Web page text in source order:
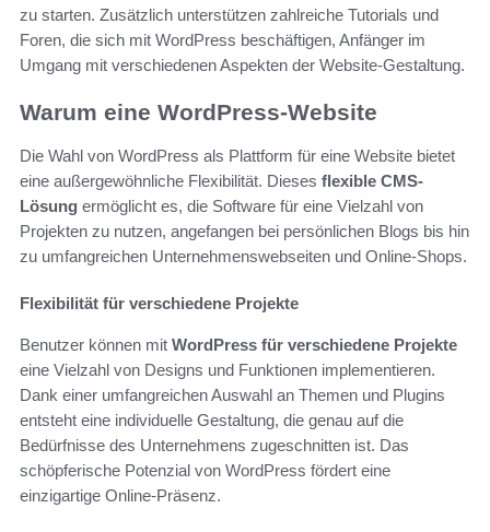
zu starten. Zusätzlich unterstützen zahlreiche Tutorials und
Foren, die sich mit WordPress beschäftigen, Anfänger im
Umgang mit verschiedenen Aspekten der Website-Gestaltung.
Warum eine WordPress-Website
Die Wahl von WordPress als Plattform für eine Website bietet
eine außergewöhnliche Flexibilität. Dieses flexible CMS-
Lösung ermöglicht es, die Software für eine Vielzahl von
Projekten zu nutzen, angefangen bei persönlichen Blogs bis hin
zu umfangreichen Unternehmenswebseiten und Online-Shops.
Flexibilität für verschiedene Projekte
Benutzer können mit WordPress für verschiedene Projekte
eine Vielzahl von Designs und Funktionen implementieren.
Dank einer umfangreichen Auswahl an Themen und Plugins
entsteht eine individuelle Gestaltung, die genau auf die
Bedürfnisse des Unternehmens zugeschnitten ist. Das
schöpferische Potenzial von WordPress fördert eine
einzigartige Online-Präsenz.